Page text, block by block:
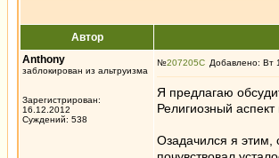
Автор
Anthony
заблокирован из альтруизма
Зарегистрирован:
16.12.2012
Суждений: 538
№207205 Добавлено: Вт
Я предлагаю
Религиозный
Озадачился я этим,